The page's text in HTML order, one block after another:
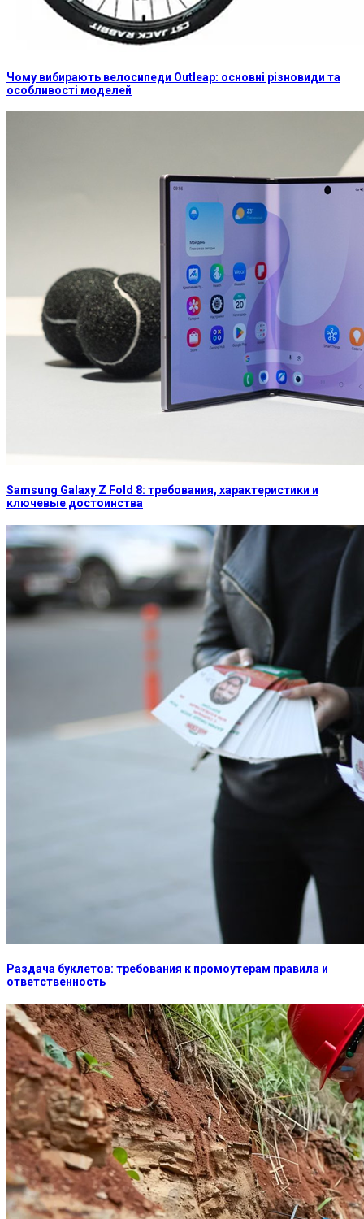
Чому вибирають велосипеди Outleap: основні різновиди та
особливості моделей
Samsung Galaxy Z Fold 8: требования, характеристики и
ключевые достоинства
Раздача буклетов: требования к промоутерам правила и
ответственность